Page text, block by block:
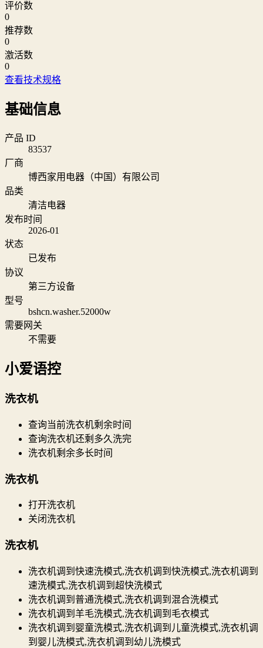
评价数
0
推荐数
0
激活数
0
查看技术规格
基础信息
产品 ID
83537
厂商
博西家用电器（中国）有限公司
品类
清洁电器
发布时间
2026-01
状态
已发布
协议
第三方设备
型号
bshcn.washer.52000w
需要网关
不需要
小爱语控
洗衣机
查询当前洗衣机剩余时间
查询洗衣机还剩多久洗完
洗衣机剩余多长时间
洗衣机
打开洗衣机
关闭洗衣机
洗衣机
洗衣机调到快速洗模式,洗衣机调到快洗模式,洗衣机调到
速洗模式,洗衣机调到超快洗模式
洗衣机调到普通洗模式,洗衣机调到混合洗模式
洗衣机调到羊毛洗模式,洗衣机调到毛衣模式
洗衣机调到婴童洗模式,洗衣机调到儿童洗模式,洗衣机调
到婴儿洗模式,洗衣机调到幼儿洗模式